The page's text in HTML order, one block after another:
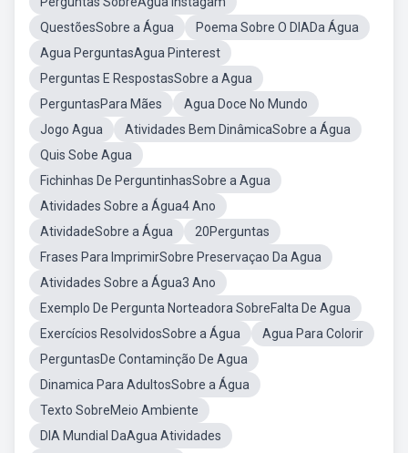
QuestõesSobre a Água
Poema Sobre O DIADa Água
Agua PerguntasAgua Pinterest
Perguntas E RespostasSobre a Agua
PerguntasPara Mães
Agua Doce No Mundo
Jogo Agua
Atividades Bem DinâmicaSobre a Água
Quis Sobe Agua
Fichinhas De PerguntinhasSobre a Agua
Atividades Sobre a Água4 Ano
AtividadeSobre a Água
20Perguntas
Frases Para ImprimirSobre Preservaçao Da Agua
Atividades Sobre a Água3 Ano
Exemplo De Pergunta Norteadora SobreFalta De Agua
Exercícios ResolvidosSobre a Água
Agua Para Colorir
PerguntasDe Contaminção De Agua
Dinamica Para AdultosSobre a Água
Texto SobreMeio Ambiente
DIA Mundial DaAgua Atividades